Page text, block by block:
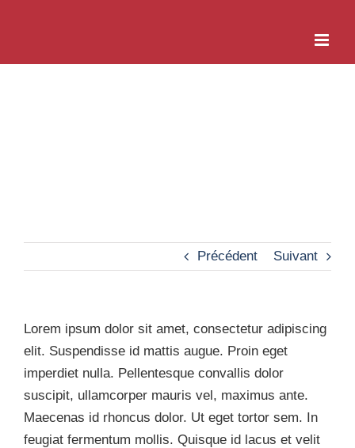
Précédent Suivant
Lorem ipsum dolor sit amet, consectetur adipiscing
elit. Suspendisse id mattis augue. Proin eget
imperdiet nulla. Pellentesque convallis dolor
suscipit, ullamcorper mauris vel, maximus ante.
Maecenas id rhoncus dolor. Ut eget tortor sem. In
feugiat fermentum mollis. Quisque id lacus et velit